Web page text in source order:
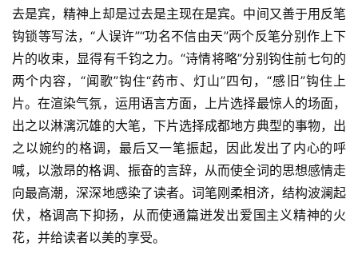
去是宾，精神上却是过去是主现在是宾。中间又善于用反笔
钩锁等写法，“人误许”“功名不信由天”两个反笔分别作上下
片的收束，显得有千钧之力。“诗情将略”分别钩住前七句的
两个内容，“闻歌”钩住“药市、灯山”四句，“感旧”钩住上
片。在渲染气氛，运用语言方面，上片选择最惊人的场面，
出之以淋漓沉雄的大笔，下片选择成都地方典型的事物，出
之以婉约的格调，最后又一笔振起，因此发出了内心的呼
喊，以激昂的格调、振奋的言辞，从而使全词的思想感情走
向最高潮，深深地感染了读者。词笔刚柔相济，结构波澜起
伏，格调高下抑扬，从而使通篇迸发出爱国主义精神的火
花，并给读者以美的享受。